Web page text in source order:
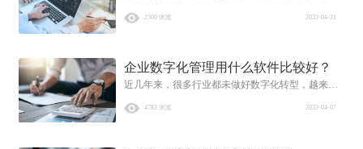
的管理方式进行。采用这种新型的管理方式，也是
2022-04-21
2500 浏览
企业数字化管理用什么软件比较好？
近几年来，很多行业都未做好数字化转型，越来越
是一种挑战。每一个企业都会在数字化的进程中带
2022-04-07
4783 浏览